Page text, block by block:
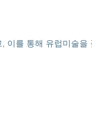
이를 통해 유럽미술을